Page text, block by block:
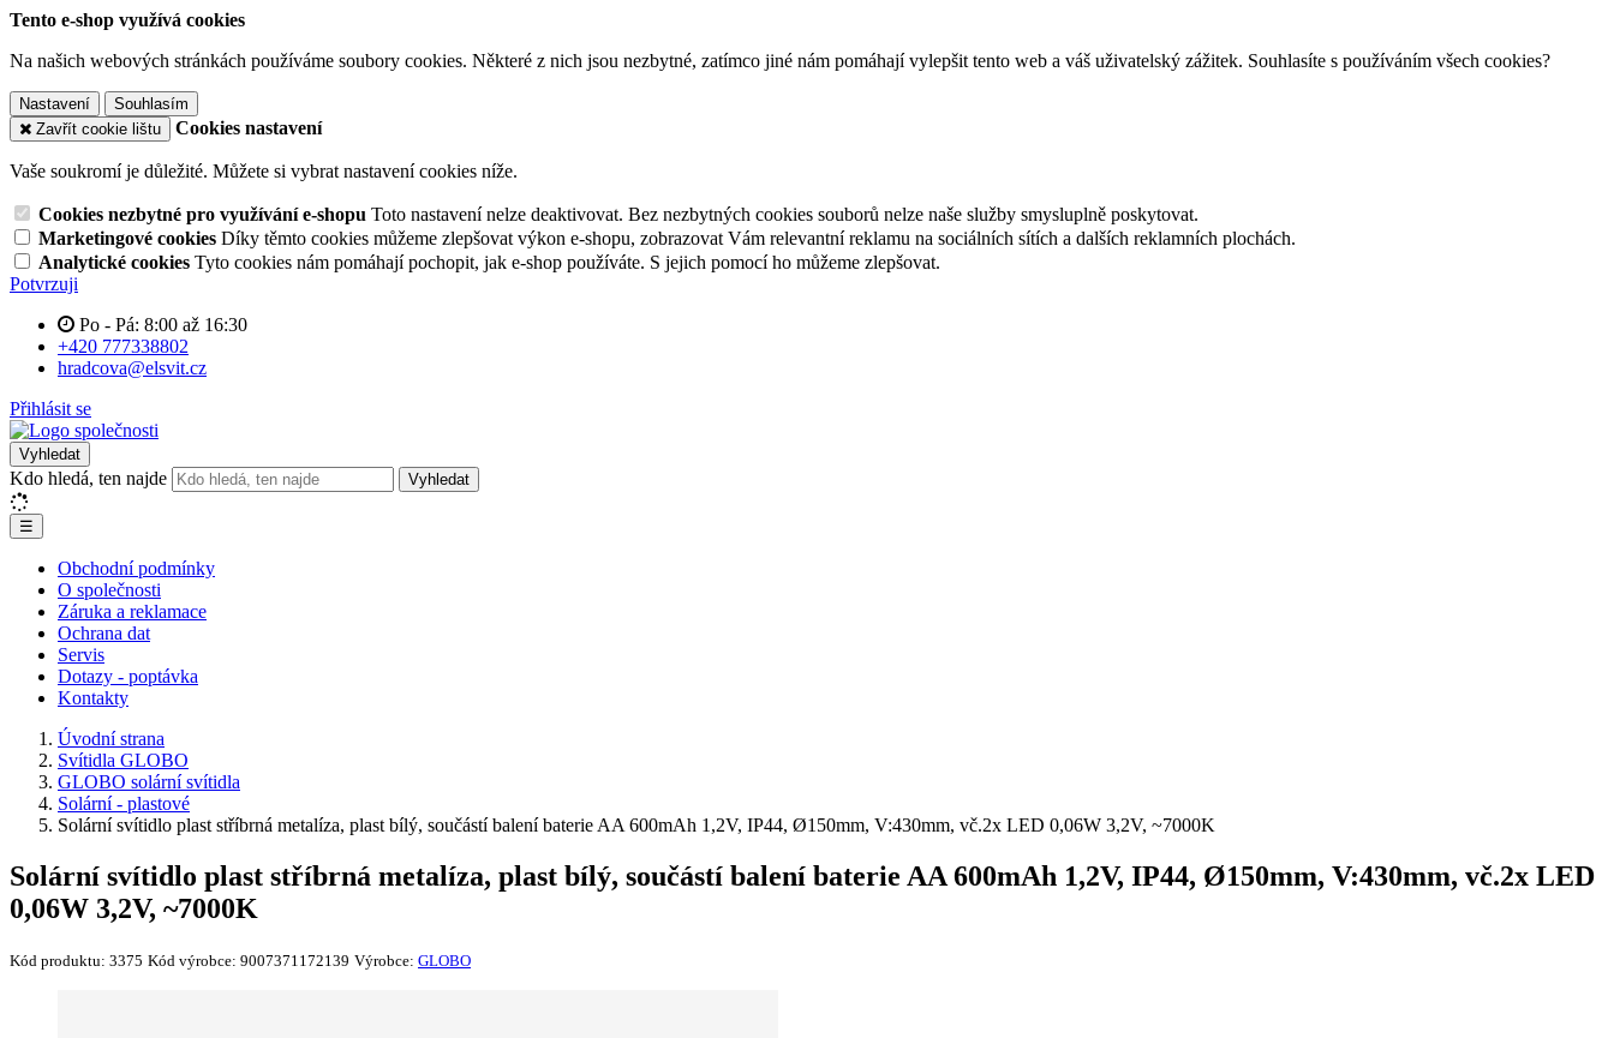
Tento e-shop využívá cookies
Na našich webových stránkách používáme soubory cookies. Některé z nich jsou nezbytné, zatímco jiné nám pomáhají vylepšit tento web a váš uživatelský zážitek. Souhlasíte s používáním všech cookies?
Nastavení
Souhlasím
Zavřít cookie lištu
Cookies nastavení
Vaše soukromí je důležité. Můžete si vybrat nastavení cookies níže.
Cookies nezbytné pro využívání e-shopu Toto nastavení nelze deaktivovat. Bez nezbytných cookies souborů nelze naše služby smysluplně poskytovat.
Marketingové cookies Díky těmto cookies můžeme zlepšovat výkon e-shopu, zobrazovat Vám relevantní reklamu na sociálních sítích a dalších reklamních plochách.
Analytické cookies Tyto cookies nám pomáhají pochopit, jak e-shop používáte. S jejich pomocí ho můžeme zlepšovat.
Potvrzuji
Po - Pá: 8:00 až 16:30
+420 777338802
hradcova@elsvit.cz
Přihlásit se
Vyhledat
Kdo hledá, ten najde Vyhledat
☰
Obchodní podmínky
O společnosti
Záruka a reklamace
Ochrana dat
Servis
Dotazy - poptávka
Kontakty
Úvodní strana
Svítidla GLOBO
GLOBO solární svítidla
Solární - plastové
Solární svítidlo plast stříbrná metalíza, plast bílý, součástí balení baterie AA 600mAh 1,2V, IP44, Ø150mm, V:430mm, vč.2x LED 0,06W 3,2V, ~7000K
Solární svítidlo plast stříbrná metalíza, plast bílý, součástí balení baterie AA 600mAh 1,2V, IP44, Ø150mm, V:430mm, vč.2x LED
0,06W 3,2V, ~7000K
Kód produktu: 3375 Kód výrobce: 9007371172139 Výrobce: GLOBO